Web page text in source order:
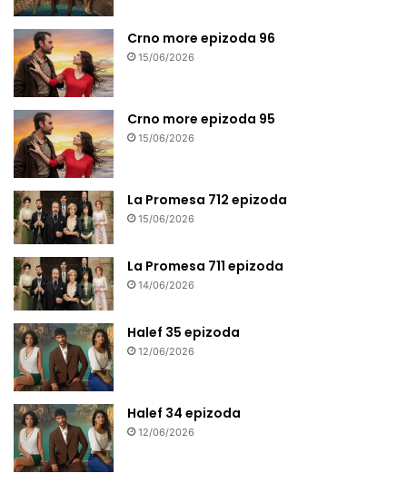
Crno more epizoda 96
15/06/2026
Crno more epizoda 95
15/06/2026
La Promesa 712 epizoda
15/06/2026
La Promesa 711 epizoda
14/06/2026
Halef 35 epizoda
12/06/2026
Halef 34 epizoda
12/06/2026